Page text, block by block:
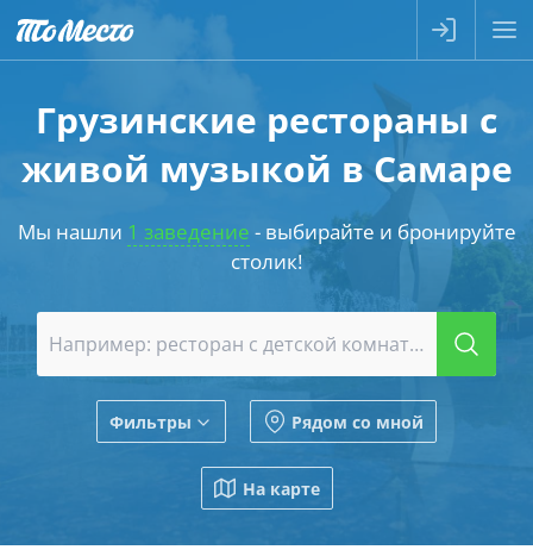
Грузинские рестораны с
живой музыкой в Самаре
Мы нашли 1 заведение - выбирайте и бронируйте
столик!
Фильтры Рядом со мной
На карте